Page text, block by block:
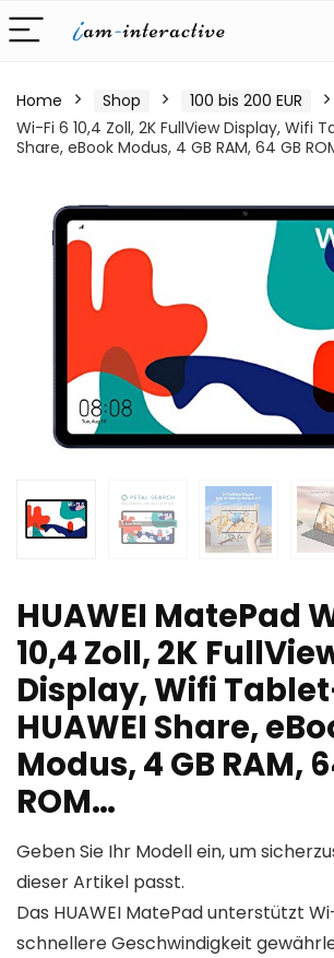
Home Shop 100 bis 200 EUR
Wi-Fi 6 10,4 Zoll, 2K FullView Display, Wifi
Share, eBook Modus, 4 GB RAM, 64 GB
HUAWEI MatePad
10,4 Zoll, 2K
Display, Wifi
HUAWEI Share,
Modus, 4 GB RAM,
ROM…
Geben Sie Ihr Modell ein, um
dieser Artikel passt.
Das HUAWEI MatePad unterstützt
schnellere Geschwindigkeit